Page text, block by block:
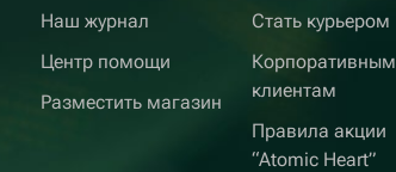
Наш журнал
Центр помощи
Разместить магазин
Стать курьером
Корпоративным
клиентам
Правила акции
“Atomic Heart”